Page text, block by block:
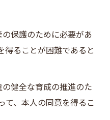
保護のために必要があ
得ることが困難であると
健全な育成の推進のた
て、本人の同意を得るこ